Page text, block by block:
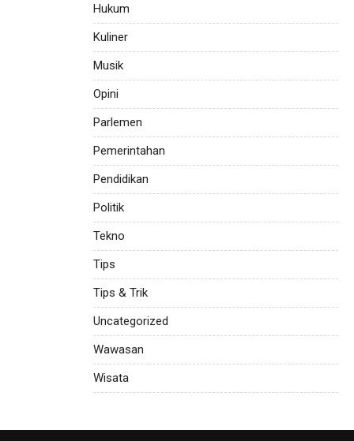
Hukum
Kuliner
Musik
Opini
Parlemen
Pemerintahan
Pendidikan
Politik
Tekno
Tips
Tips & Trik
Uncategorized
Wawasan
Wisata